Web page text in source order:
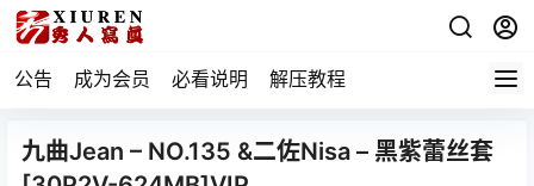
公告 成为会员 必看说明 解压教程
九曲Jean – NO.135 &二佐Nisa – 黑紫蕾丝套